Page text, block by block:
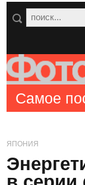
Самое
ЯПОНИЯ